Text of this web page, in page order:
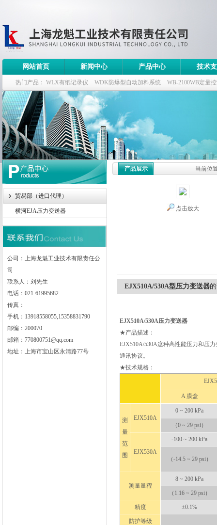
上海龙魁工业技术有限责任公司
网站首页 新闻中心 产品中心 技术
热门产品： WLX有纸记录仪 WDK防爆型自动加料系统 WB-2100WB定量
WDK流量定量控制柜 WB-2100定量装车控制仪
贸易部（进口代理）
横河EJA压力变送器
公司：上海龙魁工业技术有限责任公
司
联系人：刘先生
电话：021-61995682
传真：
手机：13918558055,15358831790
邮编：200070
邮箱：770800751@qq.com
地址：上海市宝山区永清路77号
产品展示 当前位
点击放大
EJX510A/530A型压力变送器
EJX510A/530A压力变送器
★产品描述：
EJX510A/530A这种高性能压力和压
通讯协议。
★技术规格：
A 膜盒
测
量
范
围
EJX510A
0 ~ 200 kPa
（0 ~ 29 psi）
EJX530A
-100 ~ 200 kPa
（-14.5 ~ 29 psi）
测量量程
8 ~ 200 kPa
（1.16 ~ 29 psi）
精度 ±0.1%
防护等级